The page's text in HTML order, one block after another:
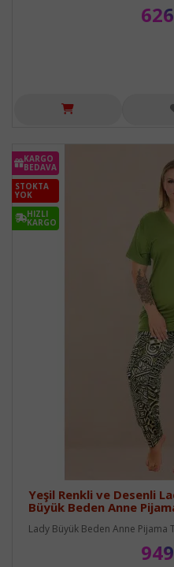
KARGO
BEDAVA
STOKTA
YOK
HIZLI
KARGO
Yeşil Renkli ve Desenli
Büyük Beden Anne
Lady Büyük Beden Anne Pijama